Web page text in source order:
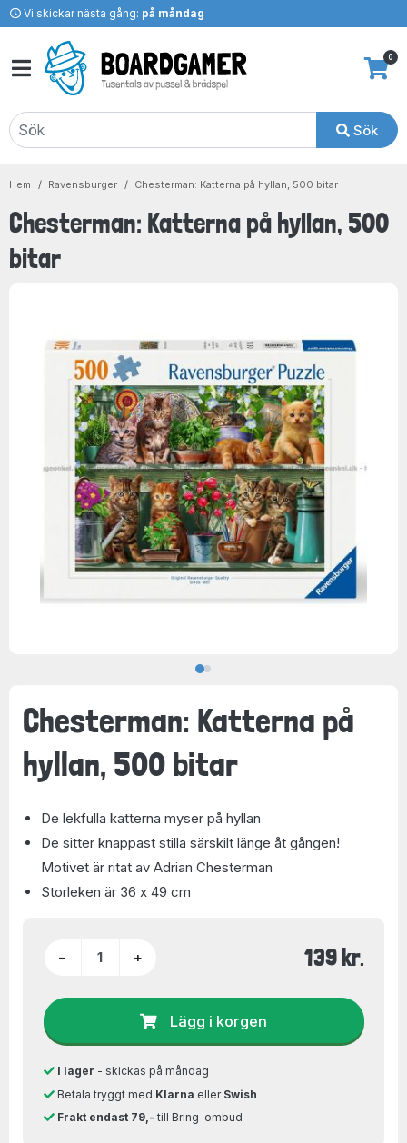
Vi skickar nästa gång: på måndag
Sök
0
Hem Ravensburger Chesterman: Katterna på hyllan, 500 bitar
Chesterman: Katterna på hyllan, 500
bitar
Chesterman: Katterna på
hyllan, 500 bitar
De lekfulla katterna myser på hyllan
De sitter knappast stilla särskilt länge åt gången!
Motivet är ritat av Adrian Chesterman
Storleken är 36 x 49 cm
− + 139 kr.
Lägg i korgen
I lager - skickas på måndag
Betala tryggt med Klarna eller Swish
Frakt endast 79,- till Bring-ombud